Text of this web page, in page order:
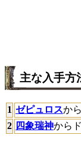
主な入手方
1 ゼピュロスか
2 四象瑞神から